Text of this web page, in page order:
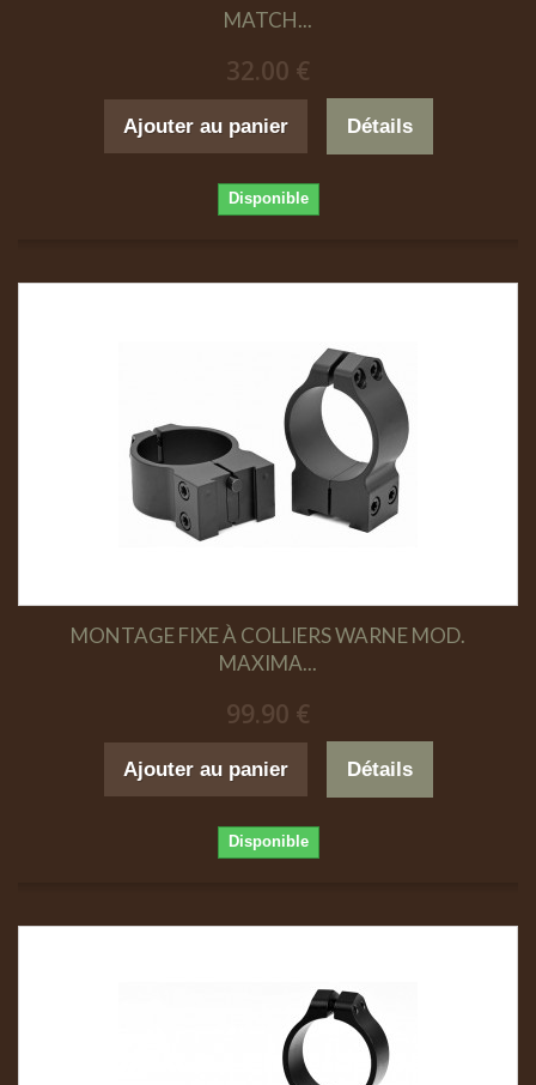
MATCH...
32.00 €
Ajouter au panier Détails
Disponible
MONTAGE FIXE À COLLIERS WARNE MOD.
MAXIMA...
99.90 €
Ajouter au panier Détails
Disponible